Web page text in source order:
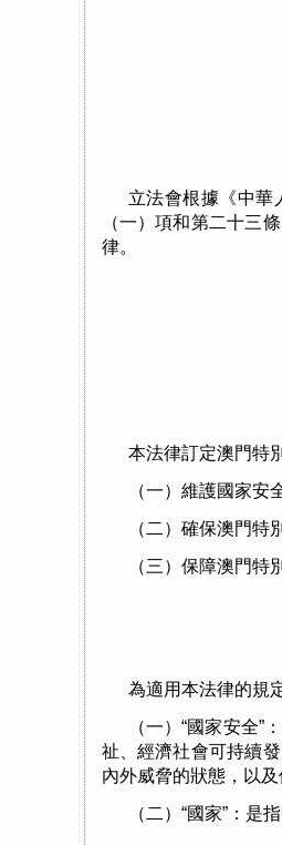
立法會根據《中華
（一）項和第二十三
律。
本法律訂定澳門特
（一）維護國家安
（二）確保澳門特
（三）保障澳門特
為適用本法律的規
（一）“國家安全
祉、經濟社會可持續
內外威脅的狀態，以
（二）“國家”：是